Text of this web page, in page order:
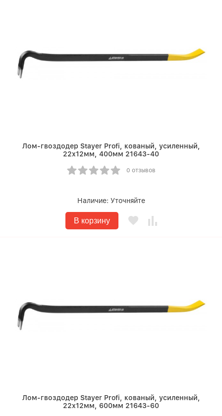
Лом-гвоздодер Stayer Profi, кованый, усиленный,
22х12мм, 400мм 21643-40
0 отзывов
Наличие: Уточняйте
В корзину
Лом-гвоздодер Stayer Profi, кованый, усиленный,
22х12мм, 600мм 21643-60